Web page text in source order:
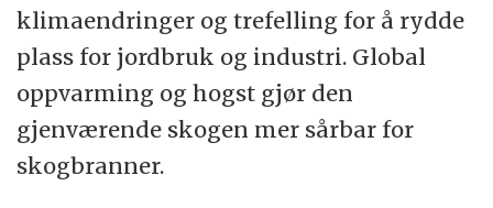
klimaendringer og trefelling for å rydde
plass for jordbruk og industri. Global
oppvarming og hogst gjør den
gjenværende skogen mer sårbar for
skogbranner.